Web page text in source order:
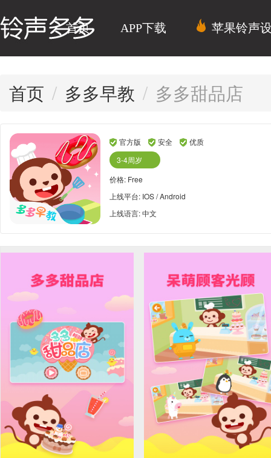
苹果铃声
APP下载
首页
首页 多多早教 多多甜品店
官方版 安全
优质
3-4周岁
价格: Free
上线平台: IOS / Android
上线语言: 中文